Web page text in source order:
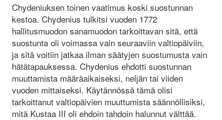
Chydeniuksen toinen vaatimus koski suostunnan
kestoa. Chydenius tulkitsi vuoden 1772
hallitusmuodon sanamuodon tarkoittavan sitä, että
suostunta oli voimassa vain seuraaviin valtiopäiviin,
ja sitä voitiin jatkaa ilman säätyjen suostumusta vain
hätätapauksessa. Chydenius ehdotti suostunnan
muuttamista määräaikaiseksi, neljän tai viiden
vuoden mittaiseksi. Käytännössä tämä olisi
tarkoittanut valtiopäivien muuttumista säännöllisiksi,
mitä Kustaa III oli ehdoin tahdoin halunnut välttää.